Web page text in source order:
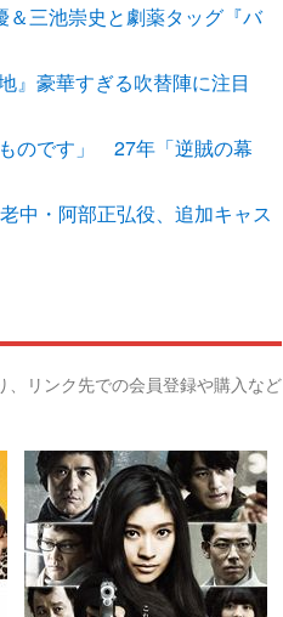
三池崇史と劇薬タッグ『バ
』豪華すぎる吹替陣に注目
のです」 27年「逆賊の幕
中・阿部正弘役、追加キャス
リンク先での会員登録や購入など